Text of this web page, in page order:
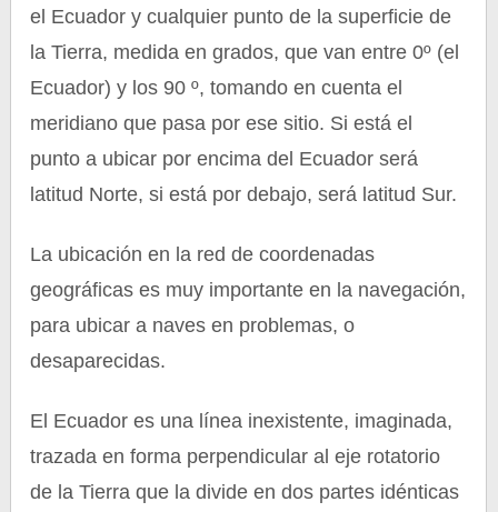
el Ecuador y cualquier punto de la superficie de
la Tierra, medida en grados, que van entre 0º (el
Ecuador) y los 90 º, tomando en cuenta el
meridiano que pasa por ese sitio. Si está el
punto a ubicar por encima del Ecuador será
latitud Norte, si está por debajo, será latitud Sur.
La ubicación en la red de coordenadas
geográficas es muy importante en la navegación,
para ubicar a naves en problemas, o
desaparecidas.
El Ecuador es una línea inexistente, imaginada,
trazada en forma perpendicular al eje rotatorio
de la Tierra que la divide en dos partes idénticas